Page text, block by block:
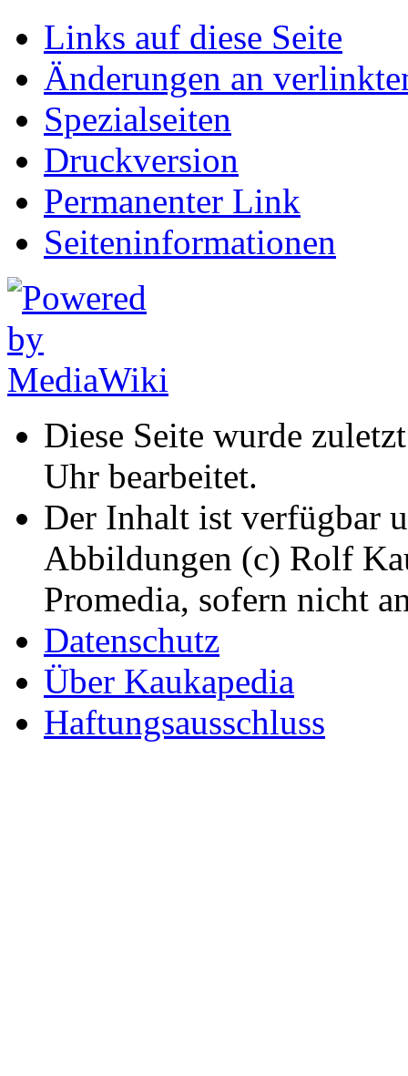
Links auf diese Seite
Änderungen an
Spezialseiten
Druckversion
Permanenter Link
Seiten­informationen
Diese Seite wurde
Uhr bearbeitet.
Der Inhalt ist verfügbar
Abbildungen (c) Rolf
Promedia, sofern nicht
Datenschutz
Über Kaukapedia
Haftungsausschluss